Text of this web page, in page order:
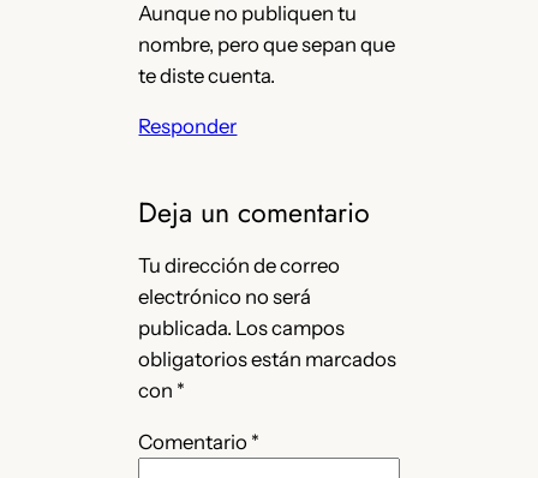
Aunque no publiquen tu
nombre, pero que sepan que
te diste cuenta.
Responder
Deja un comentario
Tu dirección de correo
electrónico no será
publicada. Los campos
obligatorios están marcados
con *
Comentario *